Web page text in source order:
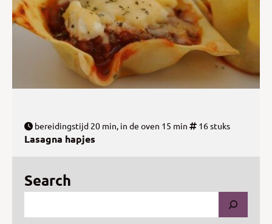
bereidingstijd 20 min, in de oven 15 min 16 stuks
Lasagna hapjes
Search